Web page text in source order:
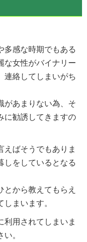
多感な時期でもある
な女性がバイナリー
連絡してしまいがち
があまりない為、そ
に勧誘してきますの
えばそうでもありま
しをしているとなる
とから教えてもらえ
まいます。
利用されてしまいま
。